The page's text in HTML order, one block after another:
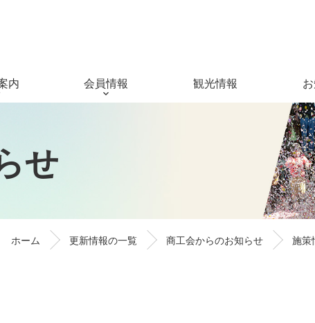
内 会員情報 観光情報
せ
ホーム 更新情報の一覧 商工会からのお知らせ 施策